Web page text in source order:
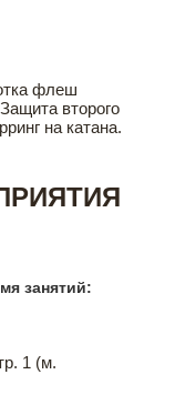
флеш
второго
на катана.
занятий:
1 (м.